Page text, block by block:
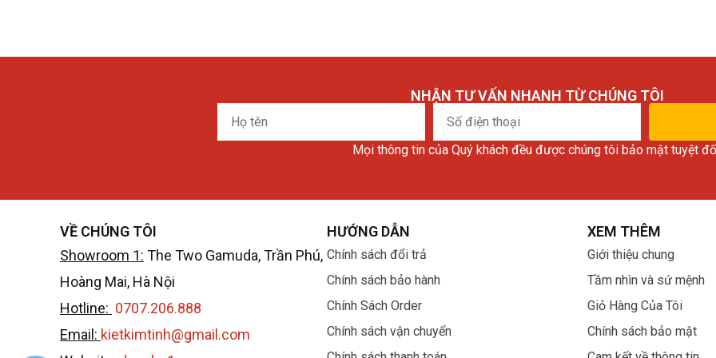
NHẬN TƯ VẤN NHANH TỪ CHÚNG TÔI
Họ
tên
Số
điện
Mọi thông tin của Quý khách đều được chúng tôi bảo mật tuyệt
VỀ CHÚNG TÔI
Showroom 1: The Two Gamuda, Trần Phú,
Hoàng Mai, Hà Nội
Hotline: 0707.206.888
Email: kietkimtinh@gmail.com
HƯỚNG DẪN
Chính sách đổi trả
Chính sách bảo hành
Chính Sách Order
Chính sách vận chuyển
XEM THÊM
Giới thiệu chung
Tầm nhìn và sứ mệnh
Giỏ Hàng Của Tôi
Chính sách bảo mật